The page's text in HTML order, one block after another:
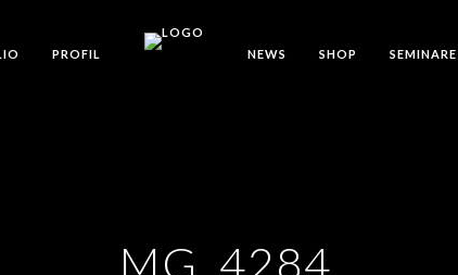
PROFIL NEWS SHOP SEMINARE
_MG_4284